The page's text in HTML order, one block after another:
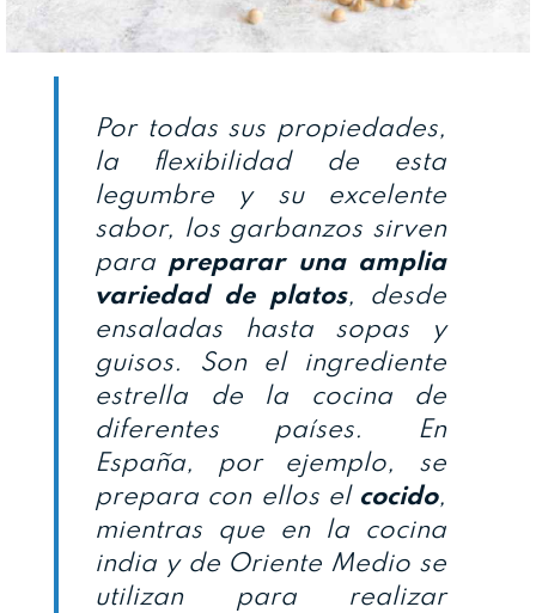
Por todas sus propiedades,
la flexibilidad de esta
legumbre y su excelente
sabor, los garbanzos sirven
para preparar una amplia
variedad de platos, desde
ensaladas hasta sopas y
guisos. Son el ingrediente
estrella de la cocina de
diferentes países. En
España, por ejemplo, se
prepara con ellos el cocido,
mientras que en la cocina
india y de Oriente Medio se
utilizan para realizar